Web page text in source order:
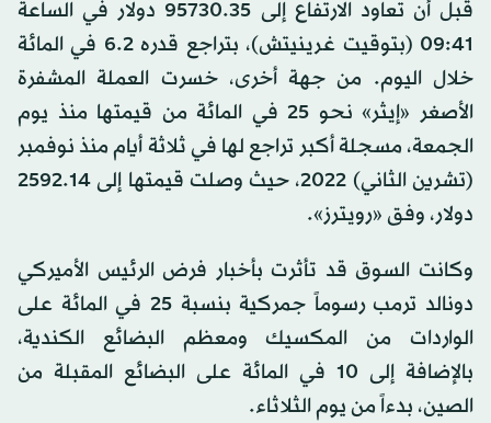
قبل أن تعاود الارتفاع إلى 95730.35 دولار في الساعة
09:41 (بتوقيت غرينيتش)، بتراجع قدره 6.2 في المائة
خلال اليوم. من جهة أخرى، خسرت العملة المشفرة
الأصغر «إيثر» نحو 25 في المائة من قيمتها منذ يوم
الجمعة، مسجلة أكبر تراجع لها في ثلاثة أيام منذ نوفمبر
(تشرين الثاني) 2022، حيث وصلت قيمتها إلى 2592.14
دولار، وفق «رويترز».
وكانت السوق قد تأثرت بأخبار فرض الرئيس الأميركي
دونالد ترمب رسوماً جمركية بنسبة 25 في المائة على
الواردات من المكسيك ومعظم البضائع الكندية،
بالإضافة إلى 10 في المائة على البضائع المقبلة من
الصين، بدءاً من يوم الثلاثاء.